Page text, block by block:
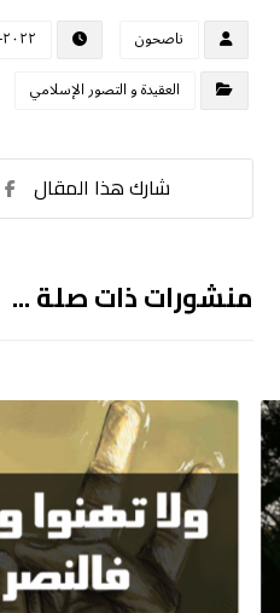
ناصحون
٢٠٢٢-٠٤-٠٦
العقيدة و التصور الإسلامي
منشورات ذات صلة ...